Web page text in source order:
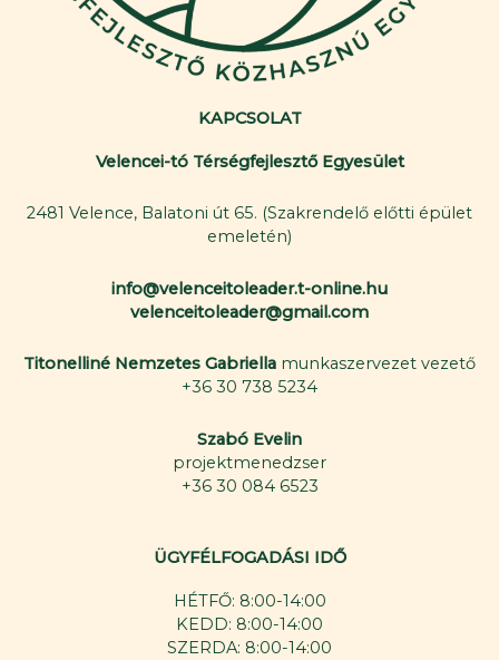
KAPCSOLAT
Velencei-tó Térségfejlesztő Egyesület
2481 Velence, Balatoni út 65. (Szakrendelő előtti épület
emeletén)
info@velenceitoleader.t-online.hu
velenceitoleader@gmail.com
Titonelliné Nemzetes Gabriella munkaszervezet vezető
+36 30 738 5234
Szabó Evelin
projektmenedzser
+36 30 084 6523
ÜGYFÉLFOGADÁSI IDŐ
HÉTFŐ: 8:00-14:00
KEDD: 8:00-14:00
SZERDA: 8:00-14:00